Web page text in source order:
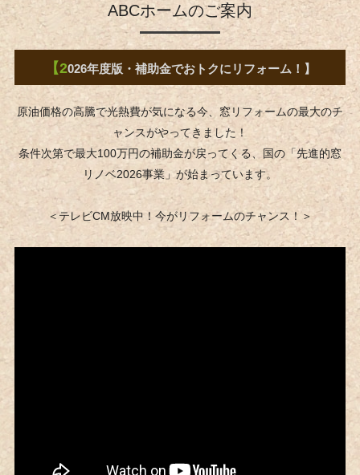
ABCホームのご案内
【2026年度版・補助金でおトクにリフォーム！】
原油価格の高騰で光熱費が気になる今、窓リフォームの最大のチ
ャンスがやってきました！
条件次第で最大100万円の補助金が戻ってくる、国の「先進的窓
リノベ2026事業」が始まっています。
＜テレビCM放映中！今がリフォームのチャンス！＞